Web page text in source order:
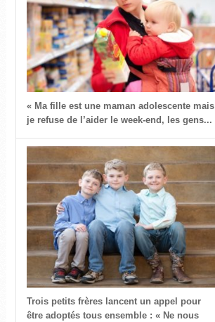
« Ma fille est une maman adolescente mais
je refuse de l’aider le week-end, les gens...
Trois petits frères lancent un appel pour
être adoptés tous ensemble : « Ne nous